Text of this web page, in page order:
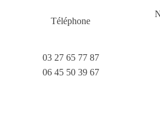
Téléphone
03 27 65 77 87
06 45 50 39 67